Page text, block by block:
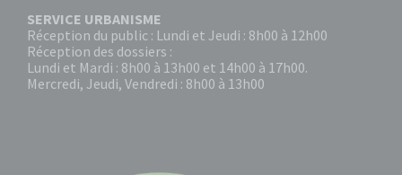
SERVICE URBANISME
Réception du public : Lundi et Jeudi : 8h00 à 12h00
Réception des dossiers :
Lundi et Mardi : 8h00 à 13h00 et 14h00 à 17h00.
Mercredi, Jeudi, Vendredi : 8h00 à 13h00